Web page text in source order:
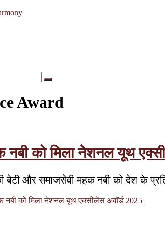
Award
नबी को मिला नेशनल यूथ
बेटी और समाजसेवी महक नबी को देश के
नबी को मिला नेशनल यूथ एक्सीलेंस अवॉर्ड 2025